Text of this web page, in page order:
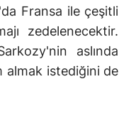
Fransa ile çeşitli
zedelenecektir.
aslında
almak istediğini de